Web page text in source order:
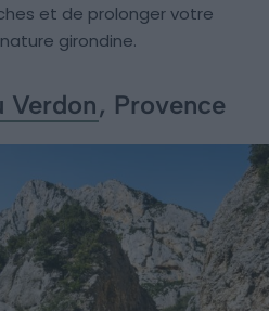
et de prolonger votre
girondine.
Verdon, Provence